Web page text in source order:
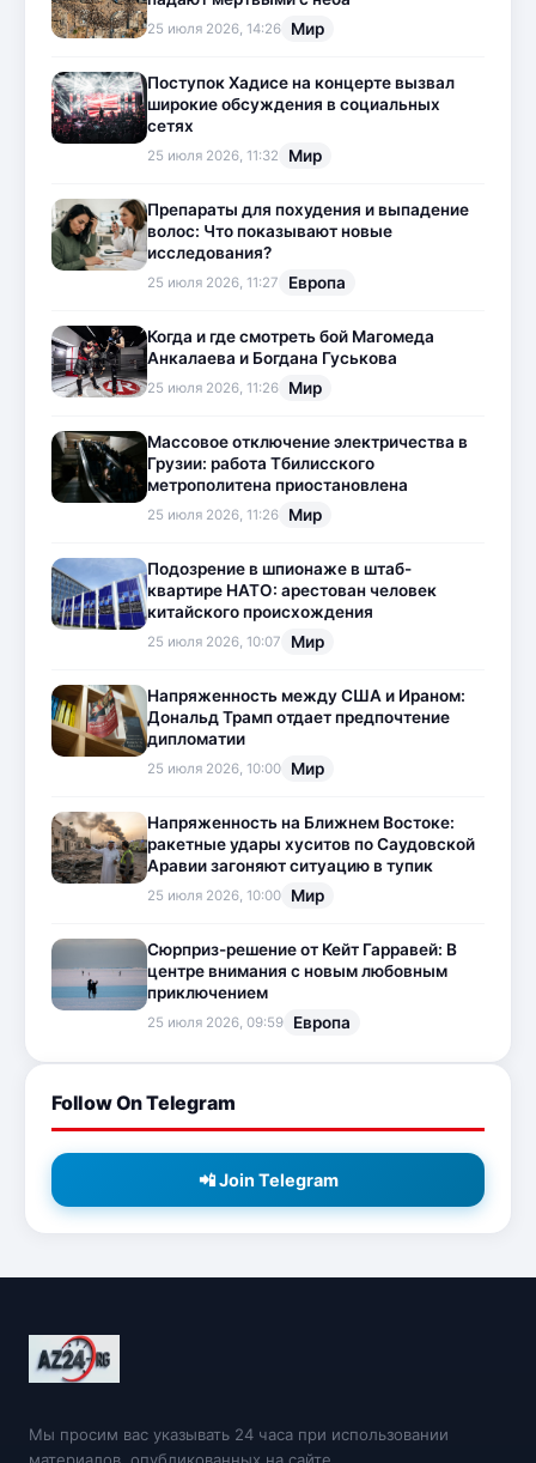
25 июля 2026, 14:26 Мир
Поступок Хадисе на концерте вызвал
широкие обсуждения в социальных
сетях
25 июля 2026, 11:32 Мир
Препараты для похудения и выпадение
волос: Что показывают новые
исследования?
25 июля 2026, 11:27 Европа
Когда и где смотреть бой Магомеда
Анкалаева и Богдана Гуськова
25 июля 2026, 11:26 Мир
Массовое отключение электричества в
Грузии: работа Тбилисского
метрополитена приостановлена
25 июля 2026, 11:26 Мир
Подозрение в шпионаже в штаб-
квартире НАТО: арестован человек
китайского происхождения
25 июля 2026, 10:07 Мир
Напряженность между США и Ираном:
Дональд Трамп отдает предпочтение
дипломатии
25 июля 2026, 10:00 Мир
Напряженность на Ближнем Востоке:
ракетные удары хуситов по Саудовской
Аравии загоняют ситуацию в тупик
25 июля 2026, 10:00 Мир
Сюрприз-решение от Кейт Гарравей: В
центре внимания с новым любовным
приключением
25 июля 2026, 09:59 Европа
Follow On Telegram
📲 Join Telegram
Мы просим вас указывать 24 часа при использовании